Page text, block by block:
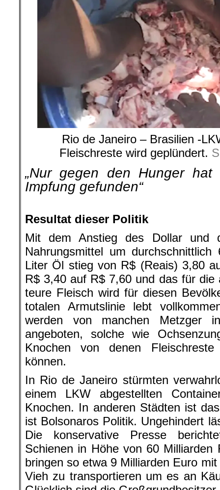
Rio de Janeiro – Brasilien -
Fleischreste wird geplündert.
„Nur gegen den Hunger hat
Impfung gefunden“
Resultat dieser Politik
Mit dem Anstieg des Dollar und
Nahrungsmittel um
Liter Öl stieg von R$ (Reais) 3,80
R$ 3,40 auf R$ 7,60 und das für die
teure Fleisch wird für diesen
totalen Armutslinie lebt
werden von manchen Metzger
angeboten, solche wie
Knochen von denen
können.
In Rio de Janeiro stürmten
einem LKW abgestellten
Knochen. In anderen Städten ist
ist Bolsonaros Politik. Ungehindert
Die konservative Presse
Schienen in Höhe von 60 Milliarden
bringen so etwa 9 Milliarden Euro
Vieh zu transportieren um es an